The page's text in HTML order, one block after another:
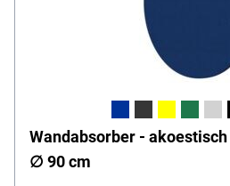
Wandabsorber -
∅ 90 cm